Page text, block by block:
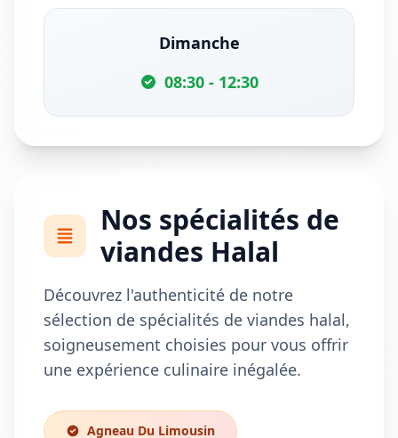
Dimanche
08:30 - 12:30
Nos spécialités de
viandes Halal
Découvrez l'authenticité de notre
sélection de spécialités de viandes halal,
soigneusement choisies pour vous offrir
une expérience culinaire inégalée.
Agneau Du Limousin